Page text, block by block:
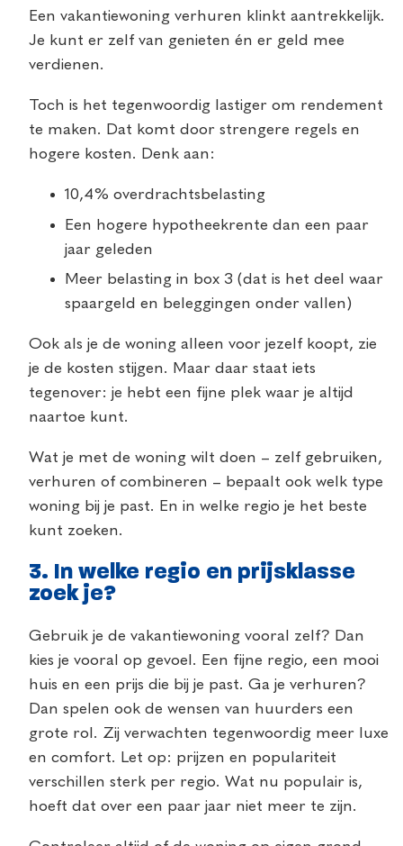
Een vakantiewoning verhuren klinkt aantrekkelijk.
Je kunt er zelf van genieten én er geld mee
verdienen.
Toch is het tegenwoordig lastiger om rendement
te maken. Dat komt door strengere regels en
hogere kosten. Denk aan:
10,4% overdrachtsbelasting
Een hogere hypotheekrente dan een paar
jaar geleden
Meer belasting in box 3 (dat is het deel waar
spaargeld en beleggingen onder vallen)
Ook als je de woning alleen voor jezelf koopt, zie
je de kosten stijgen. Maar daar staat iets
tegenover: je hebt een fijne plek waar je altijd
naartoe kunt.
Wat je met de woning wilt doen – zelf gebruiken,
verhuren of combineren – bepaalt ook welk type
woning bij je past. En in welke regio je het beste
kunt zoeken.
3. In welke regio en prijsklasse
zoek je?
Gebruik je de vakantiewoning vooral zelf? Dan
kies je vooral op gevoel. Een fijne regio, een mooi
huis en een prijs die bij je past. Ga je verhuren?
Dan spelen ook de wensen van huurders een
grote rol. Zij verwachten tegenwoordig meer luxe
en comfort. Let op: prijzen en populariteit
verschillen sterk per regio. Wat nu populair is,
hoeft dat over een paar jaar niet meer te zijn.